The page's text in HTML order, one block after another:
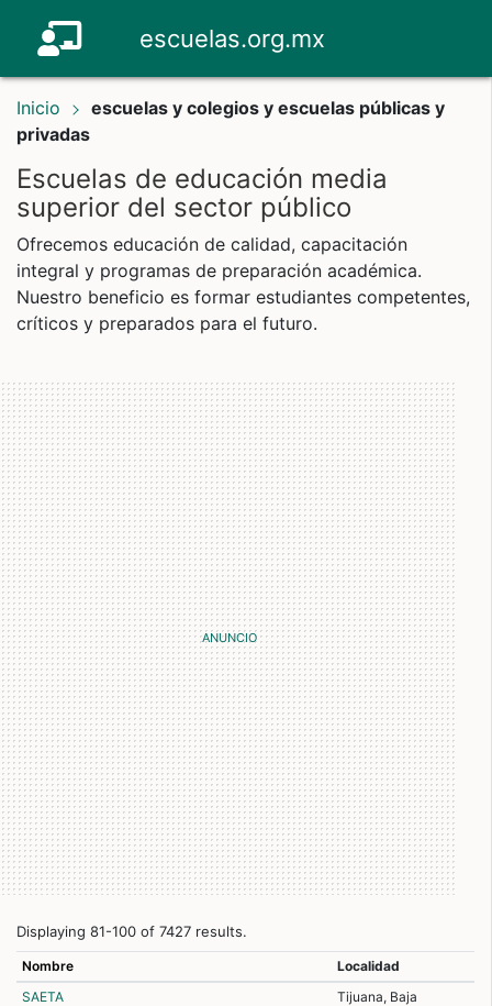
escuelas.org.mx
Inicio
escuelas y colegios y escuelas públicas y
privadas
Escuelas de educación media
superior del sector público
Ofrecemos educación de calidad, capacitación
integral y programas de preparación académica.
Nuestro beneficio es formar estudiantes competentes,
críticos y preparados para el futuro.
Displaying 81-100 of 7427 results.
Nombre
Localidad
SAETA
Tijuana, Baja